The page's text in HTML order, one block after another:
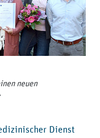
neuen
Dienst